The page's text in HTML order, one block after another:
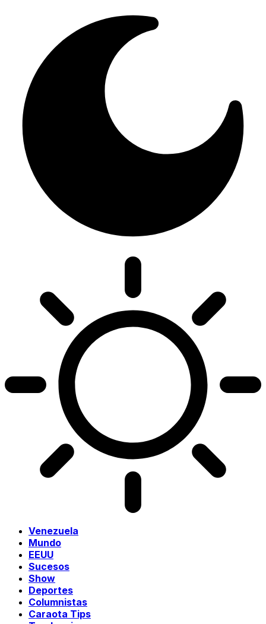
Venezuela
Mundo
EEUU
Sucesos
Show
Deportes
Columnistas
Caraota Tips